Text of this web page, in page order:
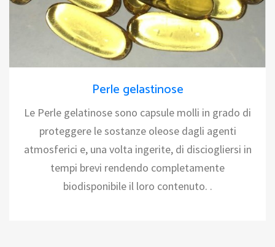
Perle gelastinose
Le Perle gelatinose sono capsule molli in grado di
proteggere le sostanze oleose dagli agenti
atmosferici e, una volta ingerite, di disciogliersi in
tempi brevi rendendo completamente
biodisponibile il loro contenuto. .